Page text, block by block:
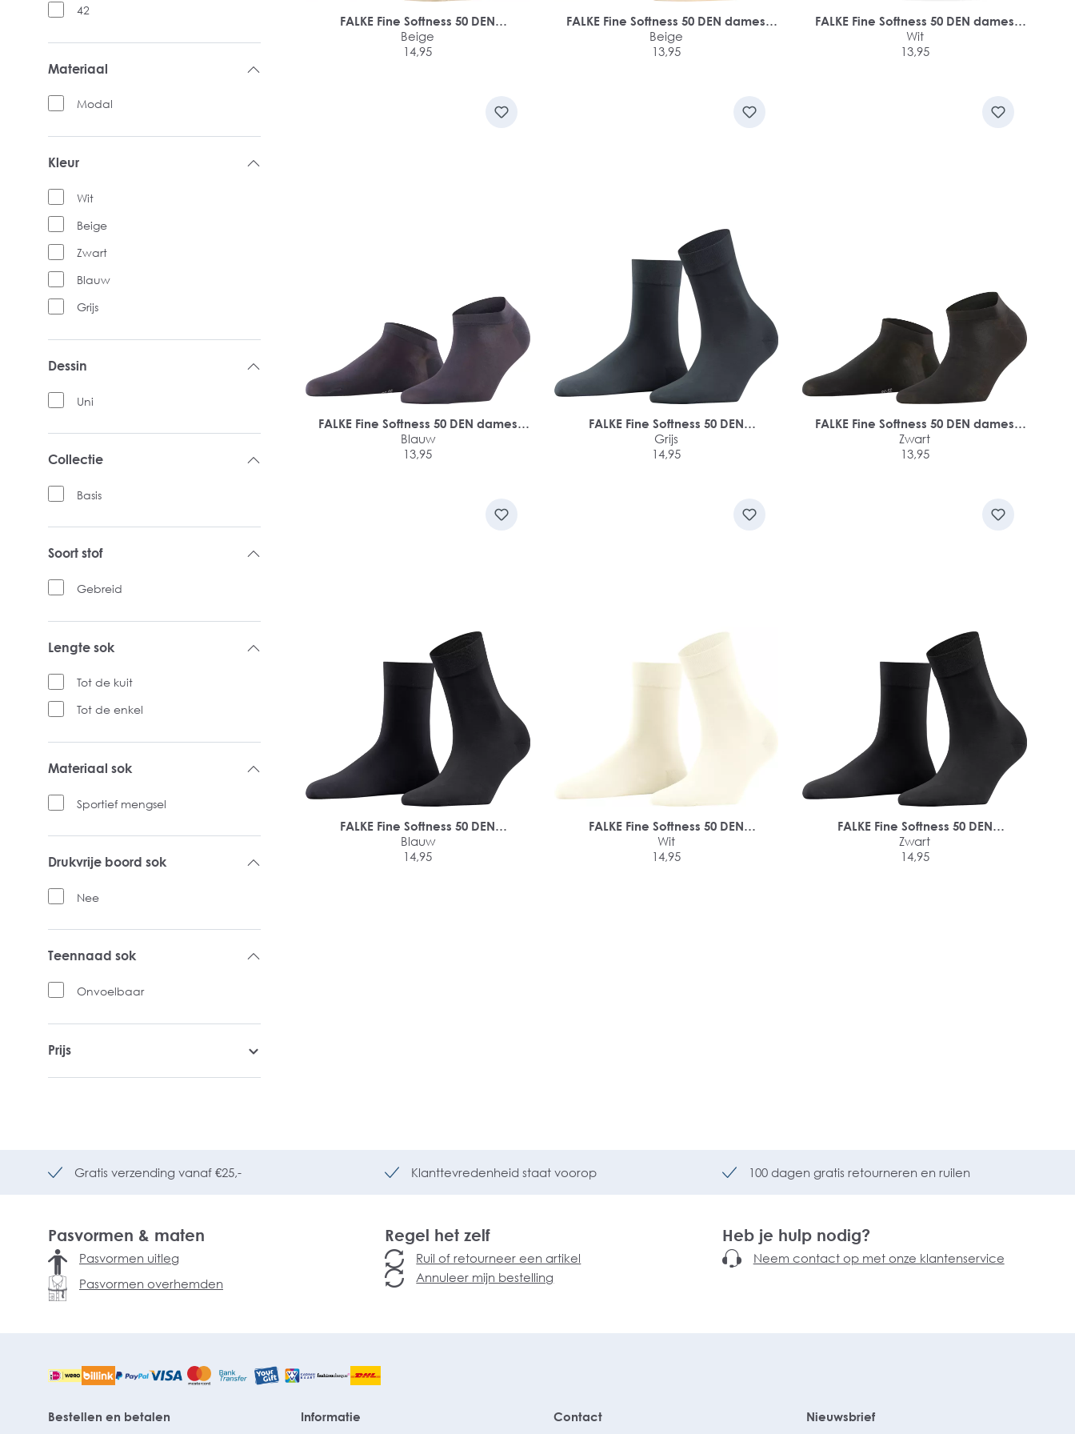
42
Materiaal
Modal
Kleur
Wit
Beige
Zwart
Blauw
Grijs
Dessin
Uni
Collectie
Basis
Soort stof
Gebreid
Lengte sok
Tot de kuit
Tot de enkel
Materiaal sok
Sportief mengsel
Drukvrije boord sok
Nee
Teennaad sok
Onvoelbaar
Prijs
FALKE Fine Softness 50 DEN
damessokken
Beige
14,95
FALKE Fine Softness 50 DEN dames
sneakersokken
Beige
13,95
FALKE Fine Softness 50 DEN dames
sneakersokken
Wit
13,95
FALKE Fine Softness 50 DEN dames
sneakersokken
Blauw
13,95
FALKE Fine Softness 50 DEN
damessokken
Grijs
14,95
FALKE Fine Softness 50 DEN dames
sneakersokken
Zwart
13,95
FALKE Fine Softness 50 DEN
damessokken
Blauw
14,95
FALKE Fine Softness 50 DEN
damessokken
Wit
14,95
FALKE Fine Softness 50 DEN
damessokken
Zwart
14,95
Gratis verzending vanaf €25,- Klanttevredenheid staat voorop 100 dagen gratis retourneren en ruilen
Pasvormen & maten
Pasvormen uitleg
Pasvormen overhemden
Regel het zelf
Ruil of retourneer een artikel
Annuleer mijn bestelling
Heb je hulp nodig?
Neem contact op met onze klantenservice
Bestellen en betalen Informatie Contact Nieuwsbrief